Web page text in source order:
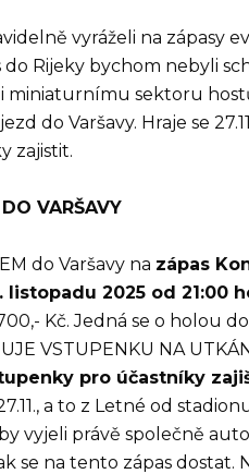
vyráželi na zápasy
do Rijeky bychom nebyli
sektoru
do Varšavy. Hraje se
zajistit.
VARŠAVY
do Varšavy na zápas
listopadu 2025 od 21:00
Kč. Jedná se o holou
VSTUPENKU NA
pro účastníky
a to z Letné od
vyjeli právě společně
se na tento zápas dostat.